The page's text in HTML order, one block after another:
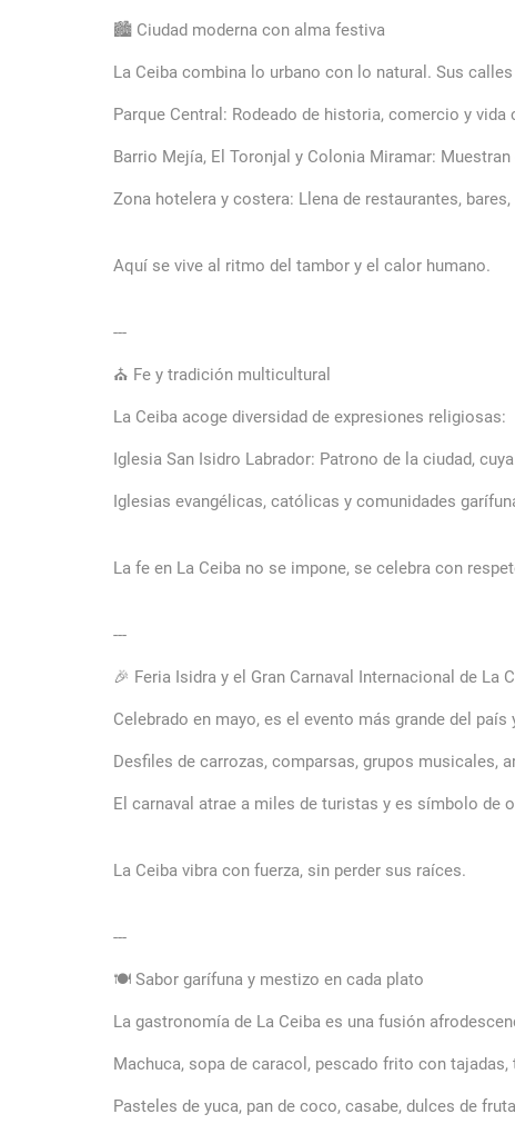
🏙️ Ciudad moderna con alma festiva
La Ceiba combina lo urbano con lo natural. Sus
Parque Central: Rodeado de historia, comercio y vida
Barrio Mejía, El Toronjal y Colonia Miramar:
Zona hotelera y costera: Llena de restaurantes,
Aquí se vive al ritmo del tambor y el calor humano.
---
⛪ Fe y tradición multicultural
La Ceiba acoge diversidad de expresiones religiosas:
Iglesia San Isidro Labrador: Patrono de la ciudad,
Iglesias evangélicas, católicas y comunidades
La fe en La Ceiba no se impone, se celebra con
---
🎉 Feria Isidra y el Gran Carnaval Internacional de La
Celebrado en mayo, es el evento más grande del
Desfiles de carrozas, comparsas, grupos musicales,
El carnaval atrae a miles de turistas y es símbolo de
La Ceiba vibra con fuerza, sin perder sus raíces.
---
🍽️ Sabor garífuna y mestizo en cada plato
La gastronomía de La Ceiba es una fusión
Machuca, sopa de caracol, pescado frito con
Pasteles de yuca, pan de coco, casabe, dulces de